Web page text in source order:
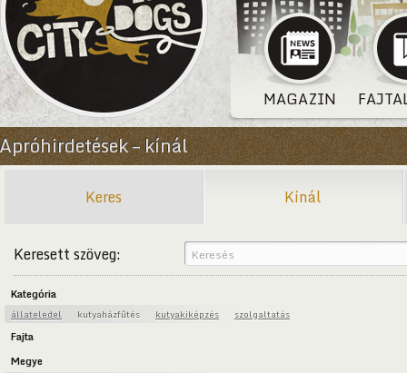
MAGAZIN
Apróhirdetések – kínál
Keres Kínál
Keresett szöveg:
Kategória
állateledel kutyaházfűtés kutyakiképzés szolgaltatás
Fajta
Megye